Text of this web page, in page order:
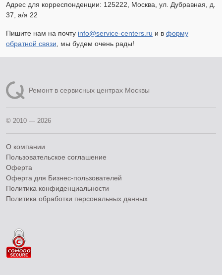
Адрес для корреспонденции: 125222, Москва, ул. Дубравная, д.
37, а/я 22
Пишите нам на почту info@service-centers.ru и в форму
обратной связи , мы будем очень рады!
Ремонт в сервисных центрах Москвы
© 2010 — 2026
О компании
Пользовательское соглашение
Оферта
Оферта для Бизнес-пользователей
Политика конфиденциальности
Политика обработки персональных данных